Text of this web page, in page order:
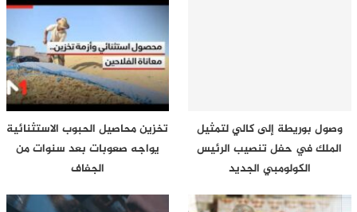
وصول بوريطة إلى كالي لتمثيل
الملك في حفل تنصيب الرئيس
الكولومبي الجديد
تخزين محاصيل الحبوب الاستثنائية
يواجه صعوبات بعد سنوات من
الجفاف